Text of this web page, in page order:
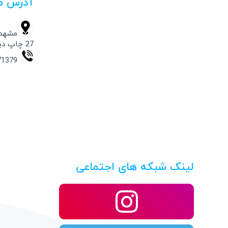
27 چاپ دیجیتال حامد
لینک شبکه های اجتماعی